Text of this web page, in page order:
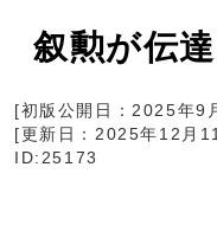
叙勲が伝
[初版公開日：2025年9
[更新日： 2025年12月
ID:25173